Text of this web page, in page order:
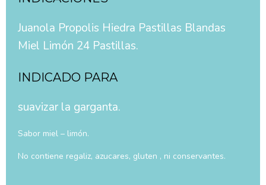
Juanola Propolis Hiedra Pastillas Blandas
Miel Limón 24 Pastillas.
INDICADO PARA
suavizar la garganta.
Sabor miel – limón.
No contiene regaliz, azucares, gluten , ni conservantes.